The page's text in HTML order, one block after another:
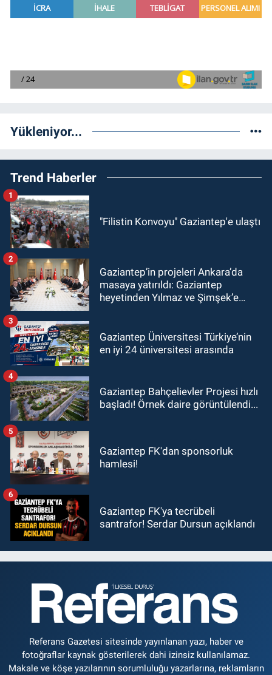
Yükleniyor...
Trend Haberler
"Filistin Konvoyu" Gaziantep'e ulaştı
1
Gaziantep’in projeleri Ankara’da
masaya yatırıldı: Gaziantep
heyetinden Yılmaz ve Şimşek’e
2
Gaziantep Üniversitesi Türkiye’nin
en iyi 24 üniversitesi arasında
3
Gaziantep Bahçelievler Projesi hızlı
başladı! Örnek daire görüntülendi...
4
Gaziantep FK'dan sponsorluk
hamlesi!
5
Gaziantep FK'ya tecrübeli
santrafor! Serdar Dursun açıklandı
6
Referans Gazetesi sitesinde yayınlanan yazı, haber ve
fotoğraflar kaynak gösterilerek dahi izinsiz kullanılamaz.
Makale ve köşe yazılarının sorumluluğu yazarlarına, reklamların